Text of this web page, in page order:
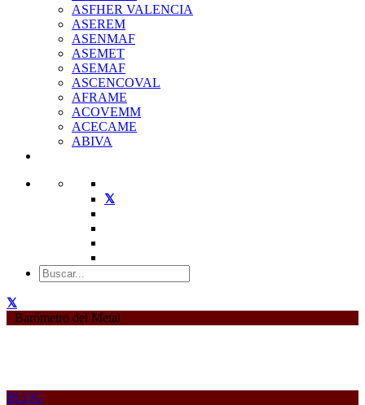
ASFHER VALENCIA
ASEREM
ASENMAF
ASEMET
ASEMAF
ASCENCOVAL
AFRAME
ACOVEMM
ACECAME
ABIVA
Barómetro del Metal
BLOG